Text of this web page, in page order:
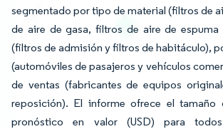
segmentado por tipo de material (filtros de
de aire de gasa, filtros de aire de
(filtros de admisión y filtros de habitáculo),
(automóviles de pasajeros y vehículos
de ventas (fabricantes de equipos
reposición). El informe ofrece el tamaño
pronóstico en valor (USD) para